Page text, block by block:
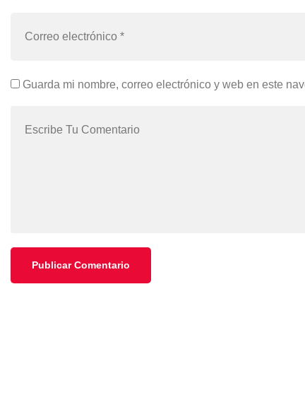
Guarda mi nombre, correo electrónico y web en este